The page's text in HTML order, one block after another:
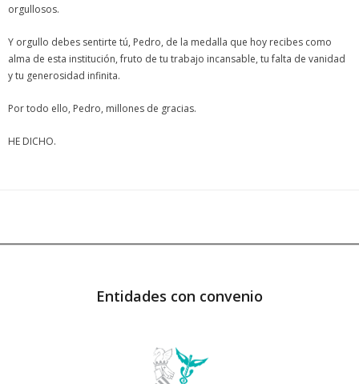
orgullosos.
Y orgullo debes sentirte tú, Pedro, de la medalla que hoy recibes como
alma de esta institución, fruto de tu trabajo incansable, tu falta de vanidad
y tu generosidad infinita.
Por todo ello, Pedro, millones de gracias.
HE DICHO.
Entidades con convenio